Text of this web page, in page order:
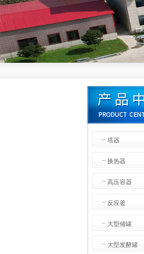
塔器
换热器
高压容器
反应釜
大型储罐
大型发酵罐